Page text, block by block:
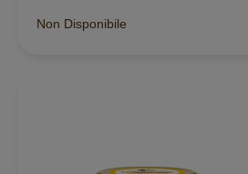
Non Disponibile